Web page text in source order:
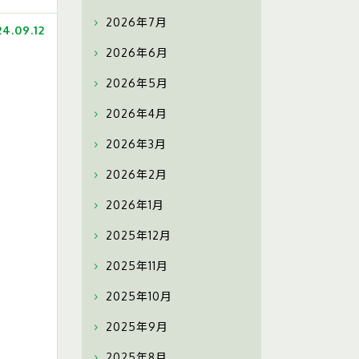
2026年7月
2026年6月
2026年5月
2026年4月
2026年3月
2026年2月
2026年1月
2025年12月
2025年11月
2025年10月
2025年9月